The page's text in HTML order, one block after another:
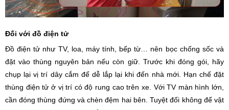
Đối với đồ điện tử
Đồ điện tử như TV, loa, máy tính, bếp từ… nên bọc chống sốc và
đặt vào thùng nguyên bản nếu còn giữ. Trước khi đóng gói, hãy
chụp lại vị trí dây cắm để dễ lắp lại khi đến nhà mới. Hạn chế đặt
thùng điện tử ở vị trí có độ rung cao trên xe. Với TV màn hình lớn,
cần đóng thùng đứng và chèn đệm hai bên. Tuyệt đối không để vật